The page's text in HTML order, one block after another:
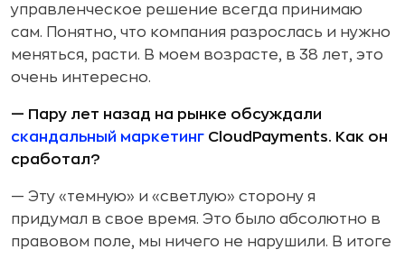
управленческое решение всегда принимаю
сам. Понятно, что компания разрослась и нужно
меняться, расти. В моем возрасте, в 38 лет, это
очень интересно.
— Пару лет назад на рынке обсуждали
скандальный маркетинг CloudPayments. Как он
сработал?
— Эту «темную» и «светлую» сторону я
придумал в свое время. Это было абсолютно в
правовом поле, мы ничего не нарушили. В итоге